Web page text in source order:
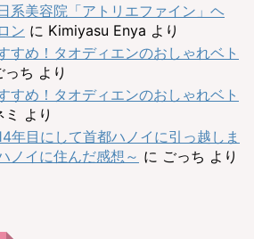
系美容院「アトリエファイン」ヘ
ン に Kimiyasu Enya より
すめ！タオディエンのおしゃれベト
っち より
すめ！タオディエンのおしゃれベト
ミ より
年目にして首都ハノイに引っ越しま
ノイに住んだ感想～ に ごっち より